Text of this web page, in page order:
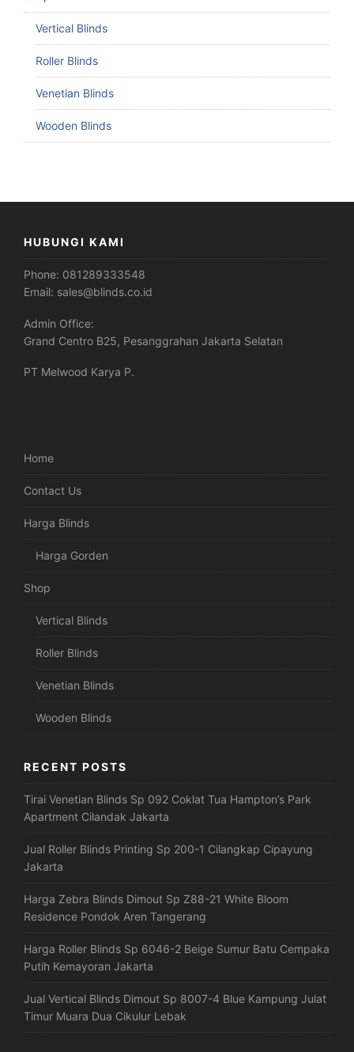
Vertical Blinds
Roller Blinds
Venetian Blinds
Wooden Blinds
HUBUNGI KAMI
Phone: 081289333548
Email: sales@blinds.co.id
Admin Office:
Grand Centro B25, Pesanggrahan Jakarta Selatan
PT Melwood Karya P.
Home
Contact Us
Harga Blinds
Harga Gorden
Shop
Vertical Blinds
Roller Blinds
Venetian Blinds
Wooden Blinds
RECENT POSTS
Tirai Venetian Blinds Sp 092 Coklat Tua Hampton’s Park
Apartment Cilandak Jakarta
Jual Roller Blinds Printing Sp 200-1 Cilangkap Cipayung
Jakarta
Harga Zebra Blinds Dimout Sp Z88-21 White Bloom
Residence Pondok Aren Tangerang
Harga Roller Blinds Sp 6046-2 Beige Sumur Batu Cempaka
Putih Kemayoran Jakarta
Jual Vertical Blinds Dimout Sp 8007-4 Blue Kampung Julat
Timur Muara Dua Cikulur Lebak